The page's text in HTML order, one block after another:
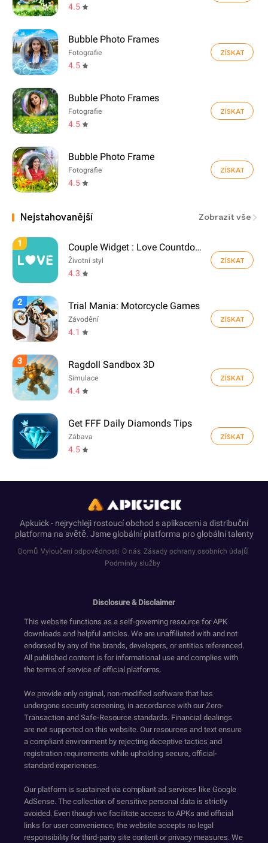
4.5
Bubble Photo Frames
Fotografie
4.5
ZÍSKAT
Bubble Photo Frames
Fotografie
4.5
ZÍSKAT
Bubble Photo Frame
Fotografie
4.5
ZÍSKAT
Nejstahovanější Zobrazit vše
1 Couple Widget : Love Countdown
Životní styl
4.3
ZÍSKAT
2 Trial Mania: Motorcycle Games
Závodění
4.1
ZÍSKAT
3 Ragdoll Sandbox 3D
Simulace
4.4
ZÍSKAT
Get FFF Daily Diamonds Tips
Zábava
4.5
ZÍSKAT
Apkuick - nejrychleji rostoucí obchod s aplikacemi a distribuční
platforma na světě. Jsme globální platforma pro globální talenty
Domů Vyloučení odpovědnosti O nás Zásady ochrany osobních údajů
Podmínky služby
Disclosure & Disclaimer
This website functions as a self-governing resource for APK
downloads and helpful articles. We are unaffiliated with and not
endorsed by any of the brands, developers, or entities referenced.
All published content is for informational use and complies with
the terms of service of official platforms.
We provide only original, non-modified software that has
undergone security screening, in accordance with our Zero-
Transaction and Safe-Resource standards. Financial dealings
are not supported on this website. Our resources and text ensure
a compliant environment by rejecting deceptive tactics and
registration requirements while upholding secure, official-
standard experiences.
Our platform is sustained via compliant ad services like Google
AdSense. The collection of sensitive personal data is strictly
avoided. Even though we facilitate access to APKs and official
links for user convenience, the website accepts no legal
responsibility for third-party site content or privacy measures. We